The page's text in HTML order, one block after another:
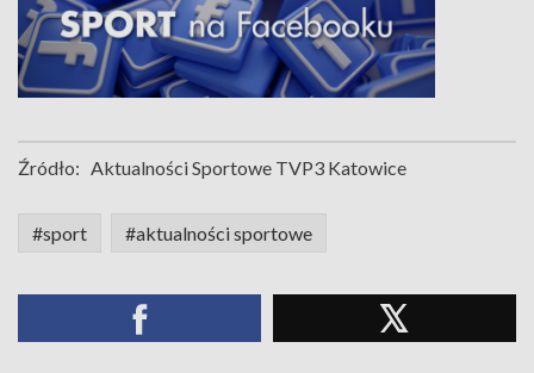
Źródło: Aktualności Sportowe TVP3 Katowice
#sport #aktualności sportowe